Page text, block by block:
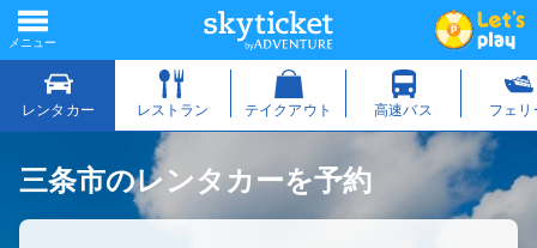
三条市のレンタカーを予約